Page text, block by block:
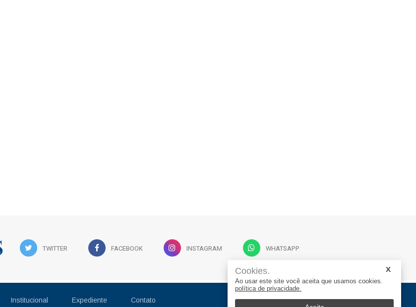
TWITTER FACEBOOK INSTAGRAM WHATSAPP
Institucional Expediente Contato
Cookies.
Ao usar este site você aceita que usamos cookies.
política de privacidade.